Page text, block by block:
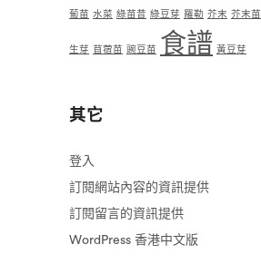
蔔苗 水菜 綠苗昔 綠豆芽 羅勒 芥末 芥末苗
生芽 苜蓿苗 豌豆苗 食譜 黃豆芽
其它
登入
訂閱網站內容的資訊提供
訂閱留言的資訊提供
WordPress 香港中文版